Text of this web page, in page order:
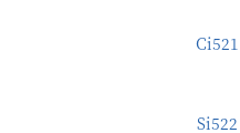
Ci521
Si522